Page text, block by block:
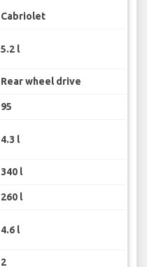
Cabriolet
5.2 l
Rear wheel drive
95
4.3 l
340 l
260 l
4.6 l
2